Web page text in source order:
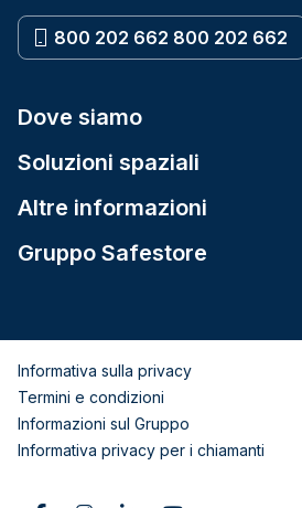
800 202 662 800 202 662
Dove siamo
Soluzioni spaziali
Altre informazioni
Gruppo Safestore
Informativa sulla privacy
Termini e condizioni
Informazioni sul Gruppo
Informativa privacy per i chiamanti